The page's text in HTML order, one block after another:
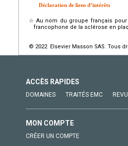
Déclaration de liens d’intérêts
☆ Au nom du groupe français
francophone de la sclérose en
© 2022 Elsevier Masson SAS. Tous
ACCÈS RAPIDES
DOMAINES TRAITÉS EMC
MON COMPTE
CRÉER UN COMPTE